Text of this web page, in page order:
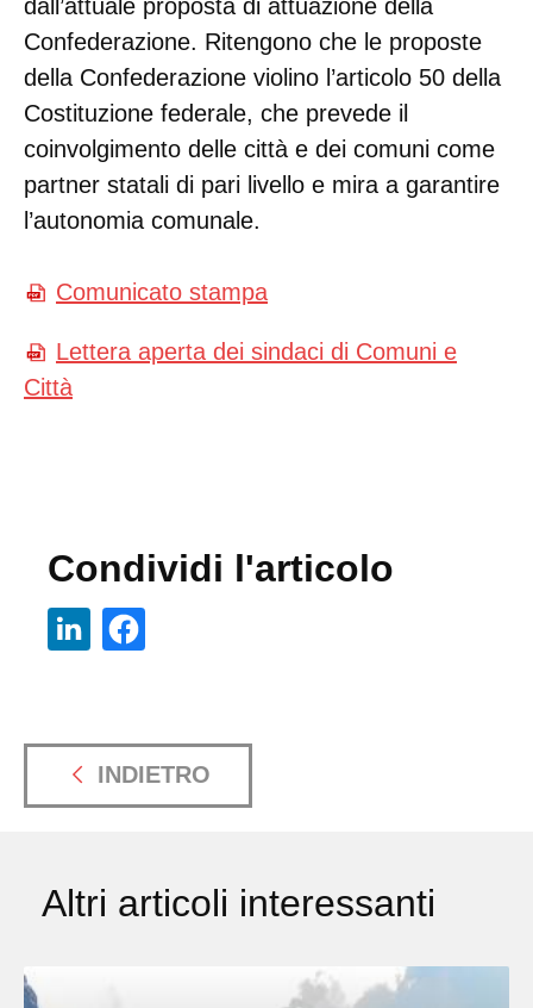
dall’attuale proposta di attuazione della
Confederazione. Ritengono che le proposte
della Confederazione violino l’articolo 50 della
Costituzione federale, che prevede il
coinvolgimento delle città e dei comuni come
partner statali di pari livello e mira a garantire
l’autonomia comunale.
Comunicato stampa
Lettera aperta dei sindaci di Comuni e
Città
Condividi l'articolo
INDIETRO
Altri articoli interessanti